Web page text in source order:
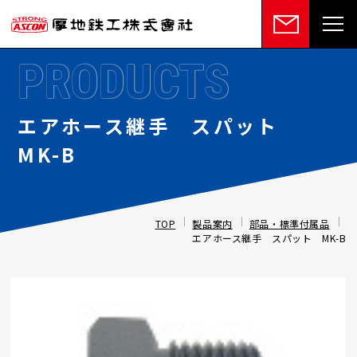
エアホース継手 スパット
MK-B
PRODUCTS
TOP 製品案内
部品・標準付属品
エアホース継手 スパット MK-B